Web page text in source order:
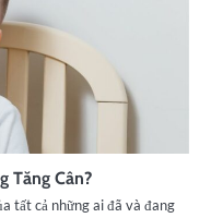
Tăng Cân?
tất cả những ai đã và đang